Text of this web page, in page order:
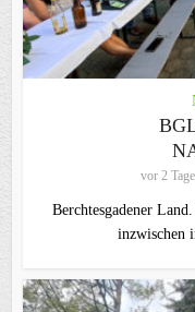
vor 2
Berchtesgadener
inzwischen